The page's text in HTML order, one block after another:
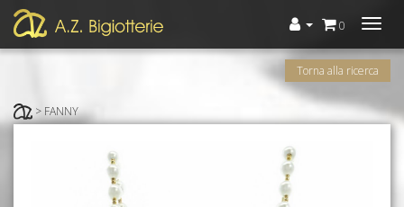
Menù
0
> FANNY
Torna alla ricerca